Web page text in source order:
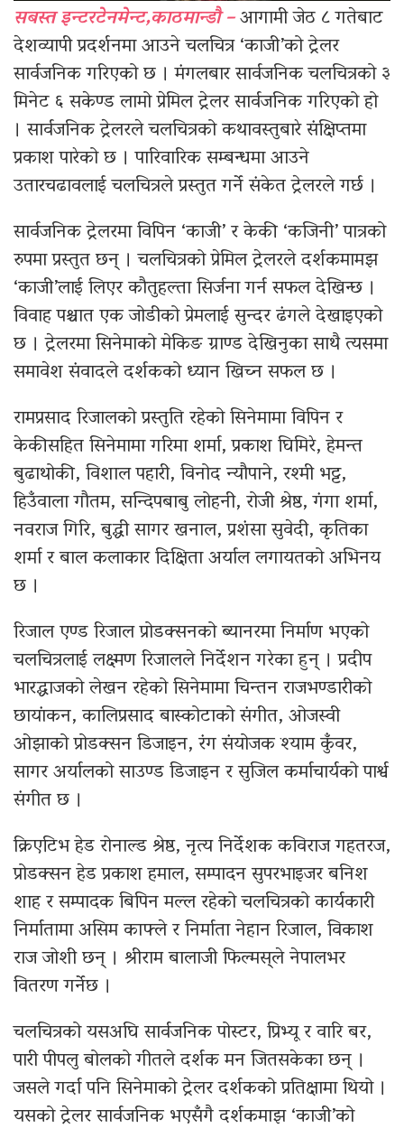
सबस्त इन्टरटेनमेन्ट,काठमान्डौ –आगामी जेठ ८ गतेबाट
देशव्यापी प्रदर्शनमा आउने चलचित्र ‘काजी’को ट्रेलर
सार्वजनिक गरिएको छ । मंगलबार सार्वजनिक चलचित्रको ३
मिनेट ६ सकेण्ड लामो प्रेमिल ट्रेलर सार्वजनिक गरिएको हो
। सार्वजनिक ट्रेलरले चलचित्रको कथावस्तुबारे संक्षिप्तमा
प्रकाश पारेको छ । पारिवारिक सम्बन्धमा आउने
उतारचढावलाई चलचित्रले प्रस्तुत गर्ने संकेत ट्रेलरले गर्छ ।
सार्वजनिक ट्रेलरमा विपिन ‘काजी’ र केकी ‘कजिनी’ पात्रको
रुपमा प्रस्तुत छन् । चलचित्रको प्रेमिल ट्रेलरले दर्शकमामझ
‘काजी’लाई लिएर कौतुहल्ता सिर्जना गर्न सफल देखिन्छ ।
विवाह पश्चात एक जोडीको प्रेमलाई सुन्दर ढंगले देखाइएको
छ । ट्रेलरमा सिनेमाको मेकिङ ग्राण्ड देखिनुका साथै त्यसमा
समावेश संवादले दर्शकको ध्यान खिच्न सफल छ ।
रामप्रसाद रिजालको प्रस्तुति रहेको सिनेमामा विपिन र
केकीसहित सिनेमामा गरिमा शर्मा, प्रकाश घिमिरे, हेमन्त
बुढाथोकी, विशाल पहारी, विनोद न्यौपाने, रश्मी भट्ट,
हिउँवाला गौतम, सन्दिपबाबु लोहनी, रोजी श्रेष्ठ, गंगा शर्मा,
नवराज गिरि, बुद्धी सागर खनाल, प्रशंसा सुवेदी, कृतिका
शर्मा र बाल कलाकार दिक्षिता अर्याल लगायतको अभिनय
छ ।
रिजाल एण्ड रिजाल प्रोडक्सनको ब्यानरमा निर्माण भएको
चलचित्रलाई लक्ष्मण रिजालले निर्देशन गरेका हुन् । प्रदीप
भारद्धाजको लेखन रहेको सिनेमामा चिन्तन राजभण्डारीको
छायांकन, कालिप्रसाद बास्कोटाको संगीत, ओजस्वी
ओझाको प्रोडक्सन डिजाइन, रंग संयोजक श्याम कुँवर,
सागर अर्यालको साउण्ड डिजाइन र सुजिल कर्माचार्यको पार्श्व
संगीत छ ।
क्रिएटिभ हेड रोनाल्ड श्रेष्ठ, नृत्य निर्देशक कविराज गहतरज,
प्रोडक्सन हेड प्रकाश हमाल, सम्पादन सुपरभाइजर बनिश
शाह र सम्पादक बिपिन मल्ल रहेको चलचित्रको कार्यकारी
निर्मातामा असिम काफ्ले र निर्माता नेहान रिजाल, विकाश
राज जोशी छन् । श्रीराम बालाजी फिल्मस्‌ले नेपालभर
वितरण गर्नेछ ।
चलचित्रको यसअघि सार्वजनिक पोस्टर, प्रिभ्यू र वारि बर,
पारी पीपलु बोलको गीतले दर्शक मन जितसकेका छन् ।
जसले गर्दा पनि सिनेमाको ट्रेलर दर्शकको प्रतिक्षामा थियो ।
यसको ट्रेलर सार्वजनिक भएसँगै दर्शकमाझ ‘काजी’को